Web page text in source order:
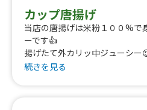
カップ唐揚げ
当店の唐揚げは米粉１００%で
ーです👍
揚げたて外カリッ中ジューシー
だモモ肉は柔らかく美味しいです
続きを見る